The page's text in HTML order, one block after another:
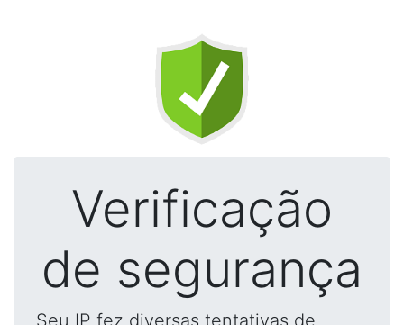
Verificação
de segurança
Seu IP fez diversas tentativas de